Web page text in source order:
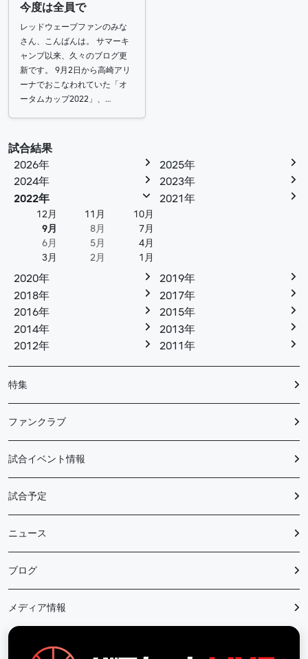
今度は全員で
レッドウェーブファンのみな
さん、こんばんは。 サマーキ
ャンプ以来、久々のブログ更
新です。 9月2日から高崎アリ
ーナでおこなわれていた「オ
ータムカップ2022」、…
試合結果
2026年
2025年
2024年
2023年
2022年
12月 11月
10月
9月
8月
7月
6月
5月
4月
3月
2月 1月
2021年
2020年
2019年
2018年
2017年
2016年
2015年
2014年
2013年
2012年
2011年
特集
ファンクラブ
試合イベント情報
試合予定
ニュース
ブログ
メディア情報